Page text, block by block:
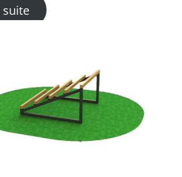
suite: Module Parcours